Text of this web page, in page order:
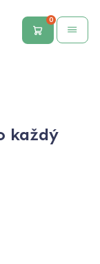
0
každý